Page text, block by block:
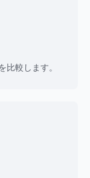
比較します。